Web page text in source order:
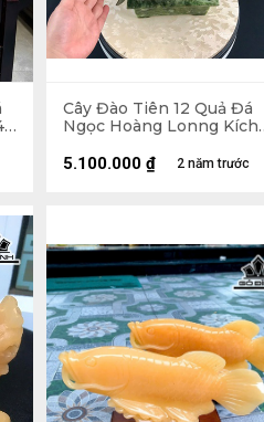
Cây Đào Tiên 12 Quả Đá
Ngọc Hoàng Lonng Kích
8,2kg
2 năm trước
5.100.000 ₫